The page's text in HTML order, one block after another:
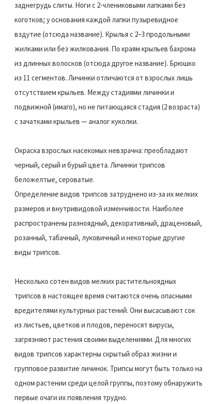
заднегрудь слиты. Ноги с 2-члениковыми лапками без
коготков; у основания каждой лапки пузыревидное
вздутие (отсюда название). Крылья с 2–3 продольными
жилками или без жилкования. По краям крыльев бахрома
из длинных волосков (отсюда другое название). Брюшко
из 11 сегментов. Личинки отличаются от взрослых лишь
отсутствием крыльев. Между стадиями личинки и
подвижной (имаго), но не питающаяся стадия (2 возраста)
с зачатками крыльев — аналог куколки.
Окраска взрослых насекомых невзрачна: преобладают
черный, серый и бурый цвета. Личинки трипсов
беложелтые, сероватые.
Определение видов трипсов затруднено из-за их мелких
размеров и внутривидовой изменчивости. Наиболее
распространены разноядный, декоративный, драценовый,
розанный, табачный, луковичный и некоторые другие
виды трипсов.
Несколько сотен видов мелких растительноядных
трипсов в настоящее время считаются очень опасными
вредителями культурных растений. Они высасывают сок
из листьев, цветков и плодов, переносят вирусы,
загрязняют растения своими выделениями. Для многих
видов трипсов характерны скрытый образ жизни и
групповое развитие личинок. Трипсы могут быть только на
одном растении среди целой группы, поэтому обнаружить
первые очаги их появления трудно.